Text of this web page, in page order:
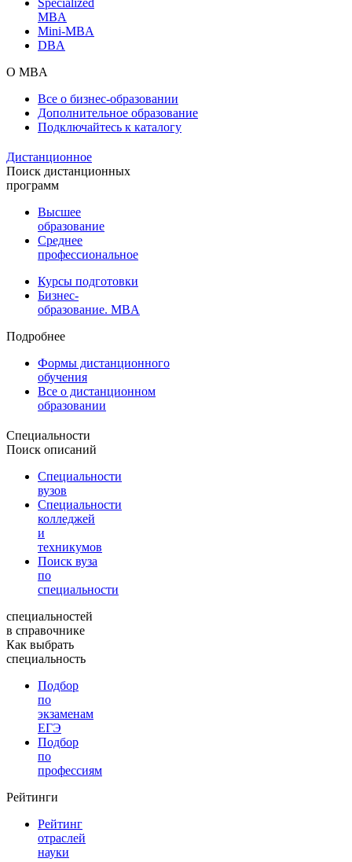
MBA
Mini-MBA
DBA
О MBA
Все о бизнес-образовании
Дополнительное образование
Подключайтесь к каталогу
Дистанционное
Поиск дистанционных
программ
Высшее
образование
Среднее
профессиональное
Курсы подготовки
Бизнес-
образование. MBA
Подробнее
Формы дистанционного
обучения
Все о дистанционном
образовании
Специальности
Поиск описаний
Специальности
вузов
Специальности
колледжей
и
техникумов
Поиск вуза
по
специальности
специальностей
в справочнике
Как выбрать
специальность
Подбор
по
экзаменам
ЕГЭ
Подбор
по
профессиям
Рейтинги
Рейтинг
отраслей
науки